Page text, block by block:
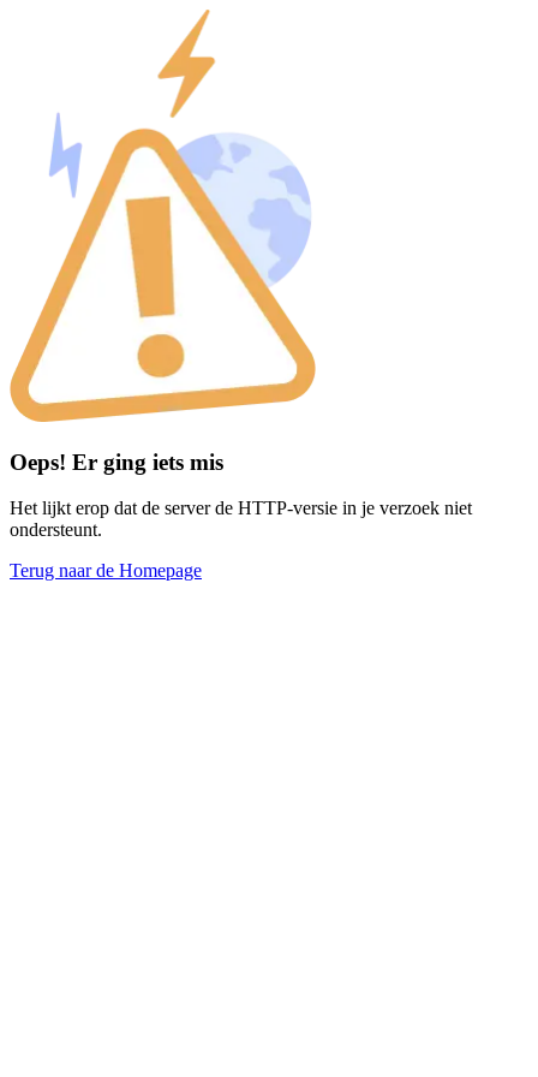
Oeps! Er ging iets mis
Het lijkt erop dat de server de HTTP-versie in je verzoek niet
ondersteunt.
Terug naar de Homepage